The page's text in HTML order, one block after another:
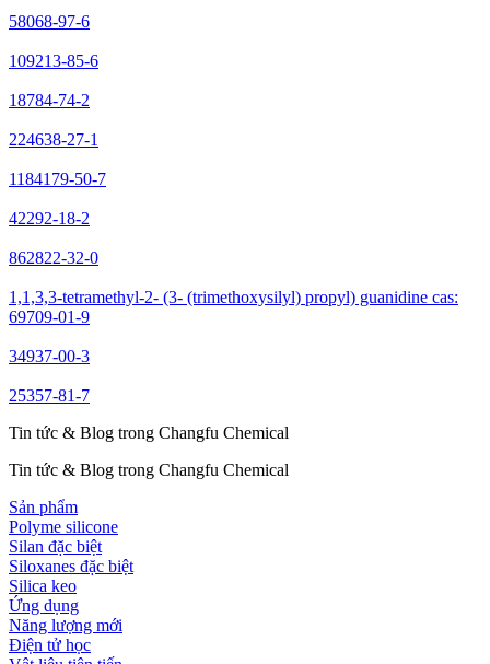
58068-97-6
109213-85-6
18784-74-2
224638-27-1
1184179-50-7
42292-18-2
862822-32-0
1,1,3,3-tetramethyl-2- (3- (trimethoxysilyl) propyl) guanidine cas:
69709-01-9
34937-00-3
25357-81-7
Tin tức & Blog trong Changfu Chemical
Tin tức & Blog trong Changfu Chemical
Sản phẩm
Polyme silicone
Silan đặc biệt
Siloxanes đặc biệt
Silica keo
Ứng dụng
Năng lượng mới
Điện tử học